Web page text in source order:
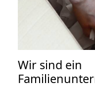
Wir sind ein